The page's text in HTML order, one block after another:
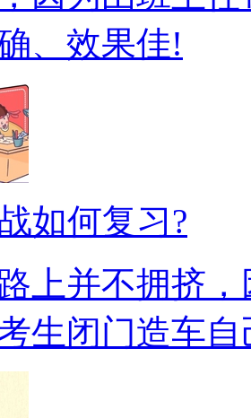
、效果佳!
如何复习?
并不拥挤，
生闭门造车